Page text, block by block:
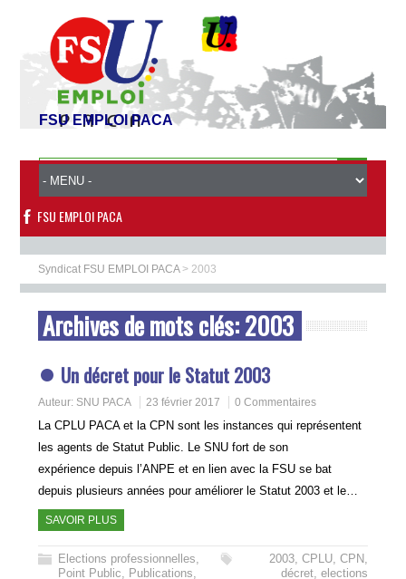
FSU EMPLOI PACA
FSU EMPLOI PACA
Syndicat FSU EMPLOI PACA>2003
Archives de mots clés:2003
Un décret pour le Statut 2003
Auteur: SNU PACA 23 février 2017 0 Commentaires
La CPLU PACA et la CPN sont les instances qui représentent
les agents de Statut Public. Le SNU fort de son
expérience depuis l’ANPE et en lien avec la FSU se bat
depuis plusieurs années pour améliorer le Statut 2003 et le…
SAVOIR PLUS
Elections professionnelles,
Point Public, Publications,
2003, CPLU, CPN,
décret, elections